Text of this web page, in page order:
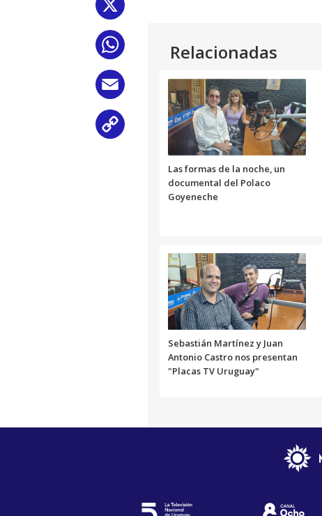
WhatsAppRelacionadas
Las formas de la noche, un
documental del Polaco
Goyeneche
Sebastián Martínez y Juan
Antonio Castro nos presentan
"Placas TV Uruguay"